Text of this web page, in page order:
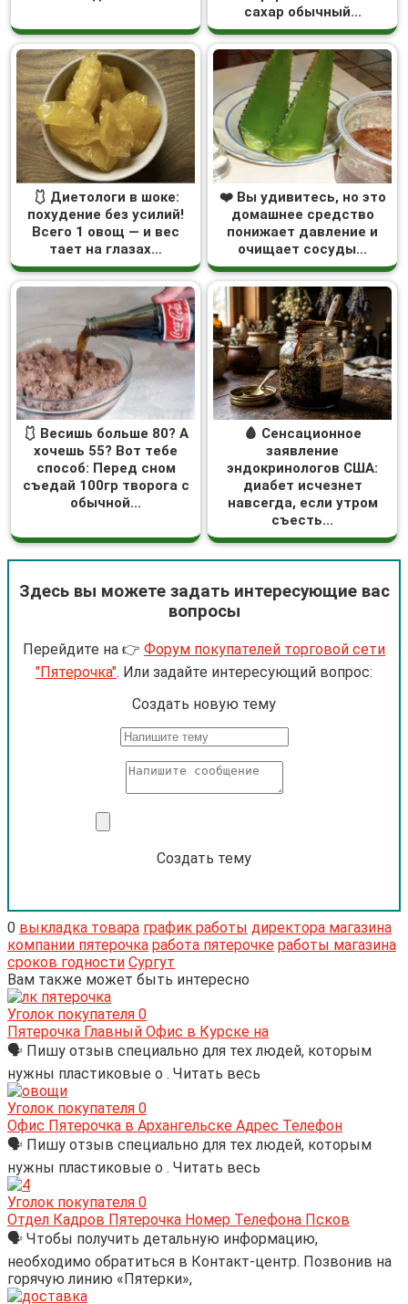
сахар обычный...
🩱 Диетологи в шоке:
похудение без усилий!
Всего 1 овощ — и вес
тает на глазах…
❤️ Вы удивитесь, но это
домашнее средство
понижает давление и
очищает сосуды...
🩱 Весишь больше 80? А
хочешь 55? Вот тебе
способ: Перед сном
съедай 100гр творога с
обычной...
🩸 Сенсационное
заявление
эндокринологов США:
диабет исчезнет
навсегда, если утром
съесть...
Здесь вы можете задать интересующие вас
вопросы
Перейдите на 👉 Форум покупателей торговой сети
"Пятерочка". Или задайте интересующий вопрос:
Cоздать новую тему
Создать тему
0 выкладка товара график работы директора магазина
компании пятерочка работа пятерочке работы магазина
сроков годности Сургут
Вам также может быть интересно
Уголок покупателя 0
Пятерочка Главный Офис в Курске на
🗣 Пишу отзыв специально для тех людей, которым
нужны пластиковые о . Читать весь
Уголок покупателя 0
Офис Пятерочка в Архангельске Адрес Телефон
🗣 Пишу отзыв специально для тех людей, которым
нужны пластиковые о . Читать весь
Уголок покупателя 0
Отдел Кадров Пятерочка Номер Телефона Псков
🗣 Чтобы получить детальную информацию,
необходимо обратиться в Контакт-центр. Позвонив на
горячую линию «Пятерки»,